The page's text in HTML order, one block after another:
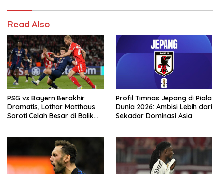
Read Also
PSG vs Bayern Berakhir
Dramatis, Lothar Matthaus
Soroti Celah Besar di Balik
Profil Timnas Jepang di Piala
Dunia 2026: Ambisi Lebih dari
Sekadar Dominasi Asia